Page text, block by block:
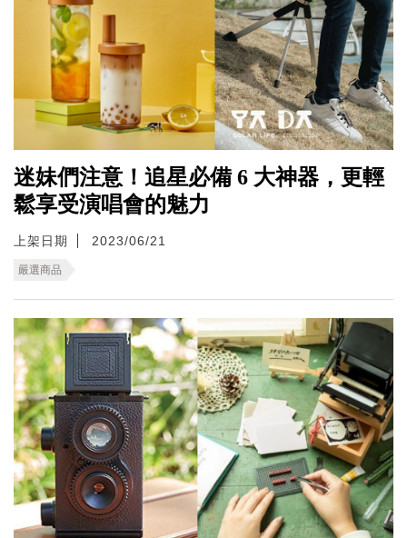
迷妹們注意！追星必備 6 大神器，更輕
鬆享受演唱會的魅力
上架日期 2023/06/21
嚴選商品